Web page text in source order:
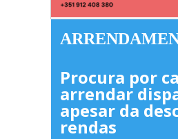
Procura por
arrendar
apesar da
rendas